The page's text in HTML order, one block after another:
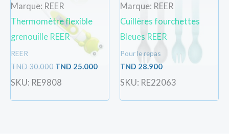
Marque: REER
Thermomètre flexible
grenouille REER
REER
TND30.000 TND 25.000
SKU: RE9808
Marque: REER
Cuillères fourchettes
Bleues REER
Pour le repas
TND 28.900
SKU: RE22063